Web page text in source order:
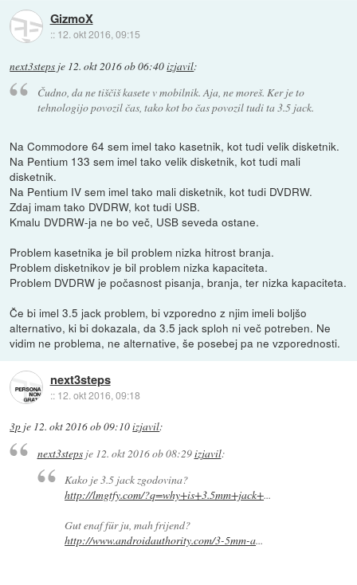
GizmoX
:: 12. okt 2016, 09:15
next3steps je 12. okt 2016 ob 06:40izjavil:
Čudno, da ne tiščiš kasete v mobilnik. Aja, ne moreš. Ker je to
tehnologijo povozil čas, tako kot bo čas povozil tudi ta 3.5 jack.
Na Commodore 64 sem imel tako kasetnik, kot tudi velik disketnik.
Na Pentium 133 sem imel tako velik disketnik, kot tudi mali
disketnik.
Na Pentium IV sem imel tako mali disketnik, kot tudi DVDRW.
Zdaj imam tako DVDRW, kot tudi USB.
Kmalu DVDRW-ja ne bo več, USB seveda ostane.
Problem kasetnika je bil problem nizka hitrost branja.
Problem disketnikov je bil problem nizka kapaciteta.
Problem DVDRW je počasnost pisanja, branja, ter nizka kapaciteta.
Če bi imel 3.5 jack problem, bi vzporedno z njim imeli boljšo
alternativo, ki bi dokazala, da 3.5 jack sploh ni več potreben. Ne
vidim ne problema, ne alternative, še posebej pa ne vzporednosti.
next3steps
:: 12. okt 2016, 09:18
3p je 12. okt 2016 ob 09:10izjavil:
next3stepsje 12. okt 2016 ob 08:29izjavil:
Kako je 3.5 jack zgodovina?
http://lmgtfy.com/?q=why+is+3.5mm+jack+...
Gut enaf für ju, mah frijend?
http://www.androidauthority.com/3-5mm-a...